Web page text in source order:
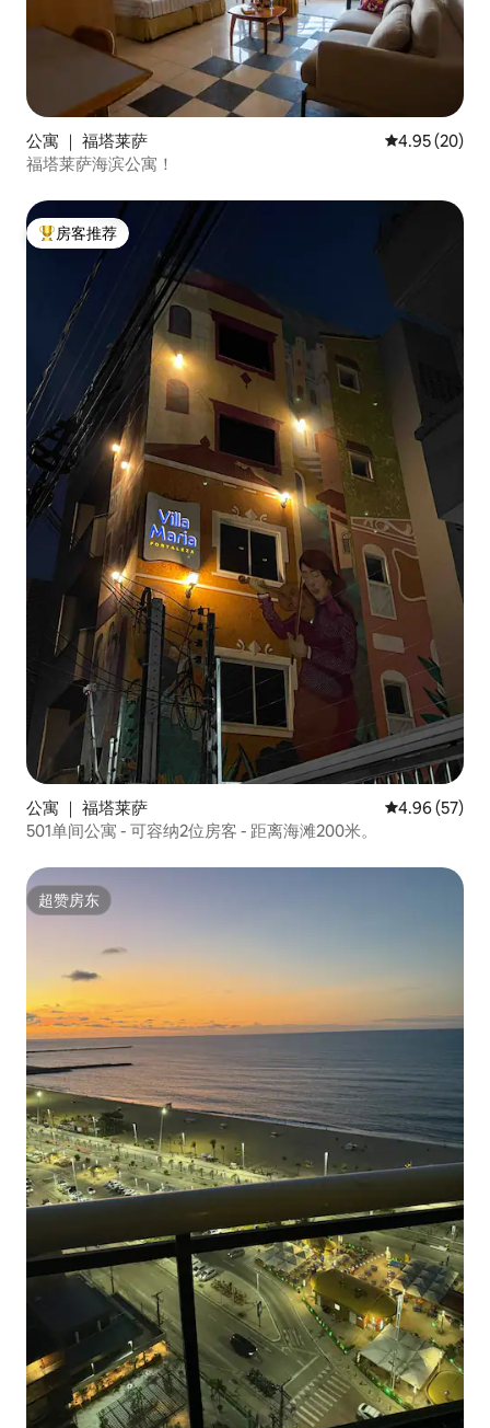
公寓 ｜ 福塔莱萨 平均评分
4.95 (20)
福塔莱萨海滨公寓！
热门「房客推荐」
房客推荐
公寓 ｜ 福塔莱萨 平均评分
4.96 (57)
501单间公寓 - 可容纳2位房客 - 距离海滩200米。
超赞房东
超赞房东